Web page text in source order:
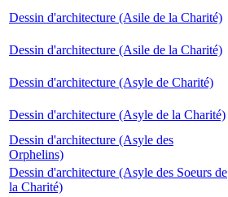
Dessin d'architecture (Asile de la Charité)
Dessin d'architecture (Asile de la Charité)
Dessin d'architecture (Asyle de Charité)
Dessin d'architecture (Asyle de la Charité)
Dessin d'architecture (Asyle des
Orphelins)
Dessin d'architecture (Asyle des Soeurs de
la Charité)